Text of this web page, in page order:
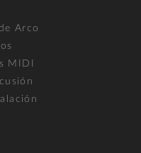
Arco
MIDI